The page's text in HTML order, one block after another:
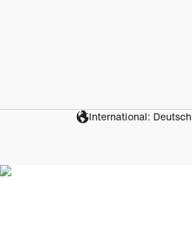
International: Deutsch